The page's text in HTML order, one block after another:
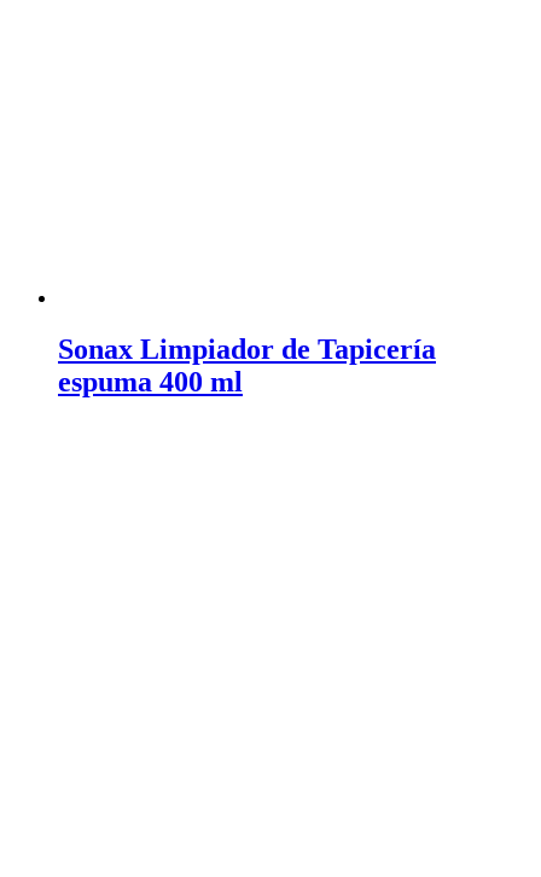
Sonax Limpiador de Tapicería
espuma 400 ml